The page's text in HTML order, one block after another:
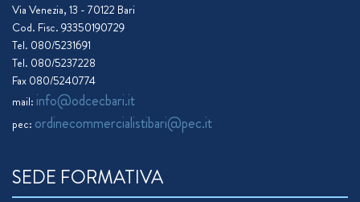
Via Venezia, 13 - 70122 Bari
Cod. Fisc. 93350190729
Tel. 080/5231691
Tel. 080/5237228
Fax 080/5240774
mail: info@odcecbari.it
pec: ordinecommercialistibari@pec.it
SEDE FORMATIVA